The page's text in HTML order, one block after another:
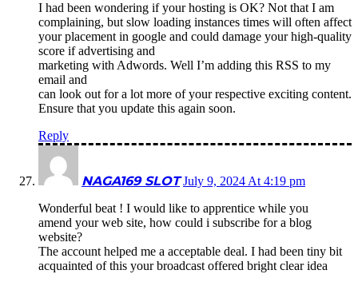
I had been wondering if your hosting is OK? Not that I am
complaining, but slow loading instances times will often affect
your placement in google and could damage your high-quality
score if advertising and
marketing with Adwords. Well I’m adding this RSS to my
email and
can look out for a lot more of your respective exciting content.
Ensure that you update this again soon.
Reply
NAGA169 SLOT July 9, 2024 At 4:19 pm
Wonderful beat ! I would like to apprentice while you
amend your web site, how could i subscribe for a blog
website?
The account helped me a acceptable deal. I had been tiny bit
acquainted of this your broadcast offered bright clear idea